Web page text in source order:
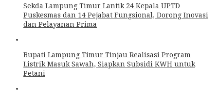
Sekda Lampung Timur Lantik 24 Kepala UPTD
Puskesmas dan 14 Pejabat Fungsional, Dorong Inovasi
dan Pelayanan Prima
Bupati Lampung Timur Tinjau Realisasi Program
Listrik Masuk Sawah, Siapkan Subsidi KWH untuk
Petani